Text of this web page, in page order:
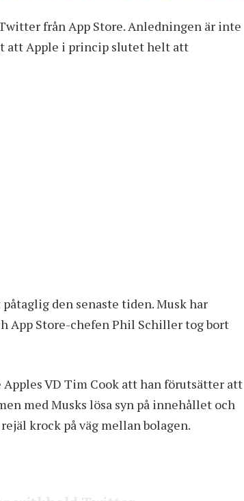
från App Store. Anledningen är inte
att Apple i princip slutet helt att
den senaste tiden. Musk har
App Store-chefen Phil Schiller tog bort
Apples VD Tim Cook att han förutsätter att
med Musks lösa syn på innehållet och
krock på väg mellan bolagen.